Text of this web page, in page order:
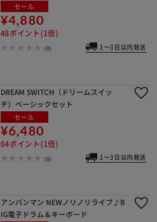
セール
¥4,880
48ポイント(1倍)
(0) 1～3日以内発送
DREAM SWITCH（ドリームスイッ
チ）ベーシックセット
セール
¥6,480
64ポイント(1倍)
(0) 1～3日以内発送
アンパンマン NEWノリノリライブ♪B
IG電子ドラム＆キーボード